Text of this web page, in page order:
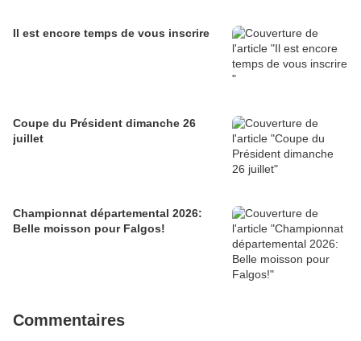
Il est encore temps de vous inscrire
Coupe du Président dimanche 26
juillet
Championnat départemental 2026:
Belle moisson pour Falgos!
Commentaires